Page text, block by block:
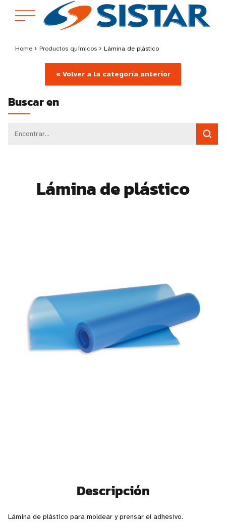
Home › Productos químicos › Lámina de plástico
« Volver a la categoría anterior
Buscar en
Lámina de plástico
Descripción
Lámina de plástico para moldear y prensar el adhesivo.